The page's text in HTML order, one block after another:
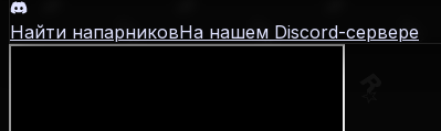
Найти напарниковНа нашем Discord-сервере